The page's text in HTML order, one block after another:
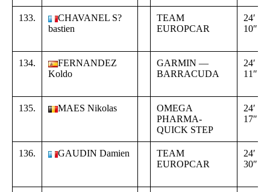
133.
CHAVANEL S?
bastien
TEAM
EUROPCAR
24′
10″
134.
FERNANDEZ
Koldo
GARMIN —
BARRACUDA
24′
11″
135. MAES Nikolas
OMEGA
PHARMA-
QUICK STEP
24′
17″
136. GAUDIN Damien
TEAM
EUROPCAR
24′
30″